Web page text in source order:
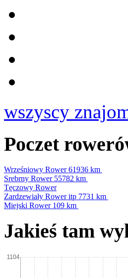
wszyscy
Poczet
Wrześniowy Rower61936 km
Srebrny Rower 55782 km
Tęczowy Rower
Zardzewiały Rower itp 7731 km
Miejski Rower 109 km
Jakieś tam